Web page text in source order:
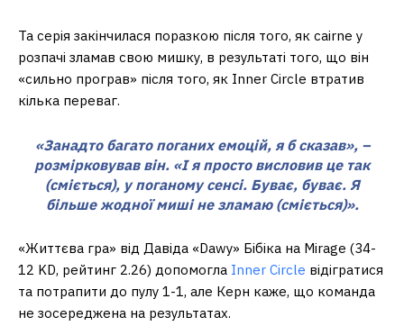
Та серія закінчилася поразкою після того, як cairne у
розпачі зламав свою мишку, в результаті того, що він
«сильно програв» після того, як Inner Circle втратив
кілька переваг.
«Занадто багато поганих емоцій, я б сказав», –
розмірковував він. «І я просто висловив це так
(сміється), у поганому сенсі. Буває, буває. Я
більше жодної миші не зламаю (сміється)».
«Життєва гра» від Давіда «⁠Dawy⁠» Бібіка на Mirage (34-
12 KD, рейтинг 2.26) допомогла Inner Circle відігратися
та потрапити до пулу 1-1, але Керн каже, що команда
не зосереджена на результатах.